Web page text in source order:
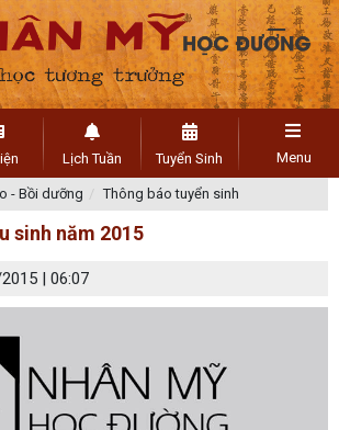
Lịch Tuần Tuyển Sinh Menu
- Bồi dưỡng Thông báo tuyển sinh
sinh năm 2015
| 06:07